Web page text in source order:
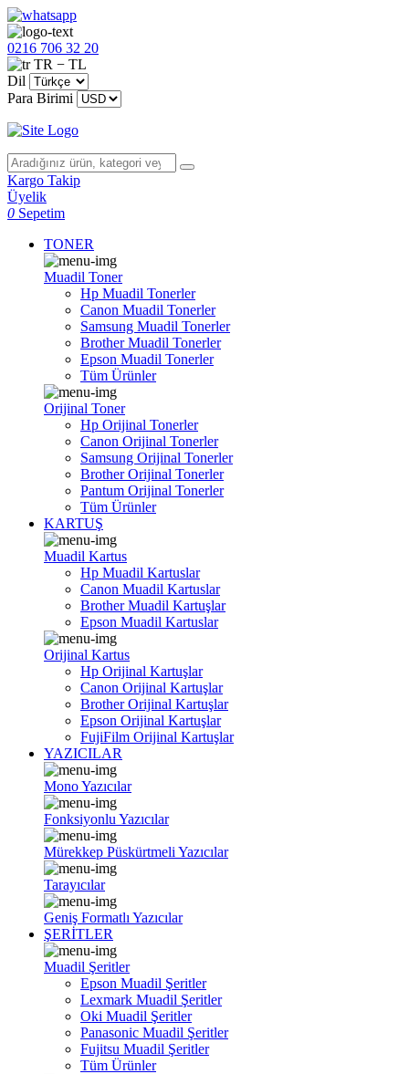
0216 706 32 20
TR − TL
Dil
Para Birimi
Kargo Takip
Üyelik
0 Sepetim
TONER
Muadil Toner
Hp Muadil Tonerler
Canon Muadil Tonerler
Samsung Muadil Tonerler
Brother Muadil Tonerler
Epson Muadil Tonerler
Tüm Ürünler
Orijinal Toner
Hp Orijinal Tonerler
Canon Orijinal Tonerler
Samsung Orijinal Tonerler
Brother Orijinal Tonerler
Pantum Orijinal Tonerler
Tüm Ürünler
KARTUŞ
Muadil Kartus
Hp Muadil Kartuslar
Canon Muadil Kartuslar
Brother Muadil Kartuşlar
Epson Muadil Kartuslar
Orijinal Kartus
Hp Orijinal Kartuşlar
Canon Orijinal Kartuşlar
Brother Orijinal Kartuşlar
Epson Orijinal Kartuşlar
FujiFilm Orijinal Kartuşlar
YAZICILAR
Mono Yazıcılar
Fonksiyonlu Yazıcılar
Mürekkep Püskürtmeli Yazıcılar
Tarayıcılar
Geniş Formatlı Yazıcılar
ŞERİTLER
Muadil Şeritler
Epson Muadil Şeritler
Lexmark Muadil Şeritler
Oki Muadil Şeritler
Panasonic Muadil Şeritler
Fujitsu Muadil Şeritler
Tüm Ürünler